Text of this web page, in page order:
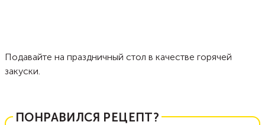
Подавайте на праздничный стол в качестве горячей
закуски.
ПОНРАВИЛСЯ РЕЦЕПТ?